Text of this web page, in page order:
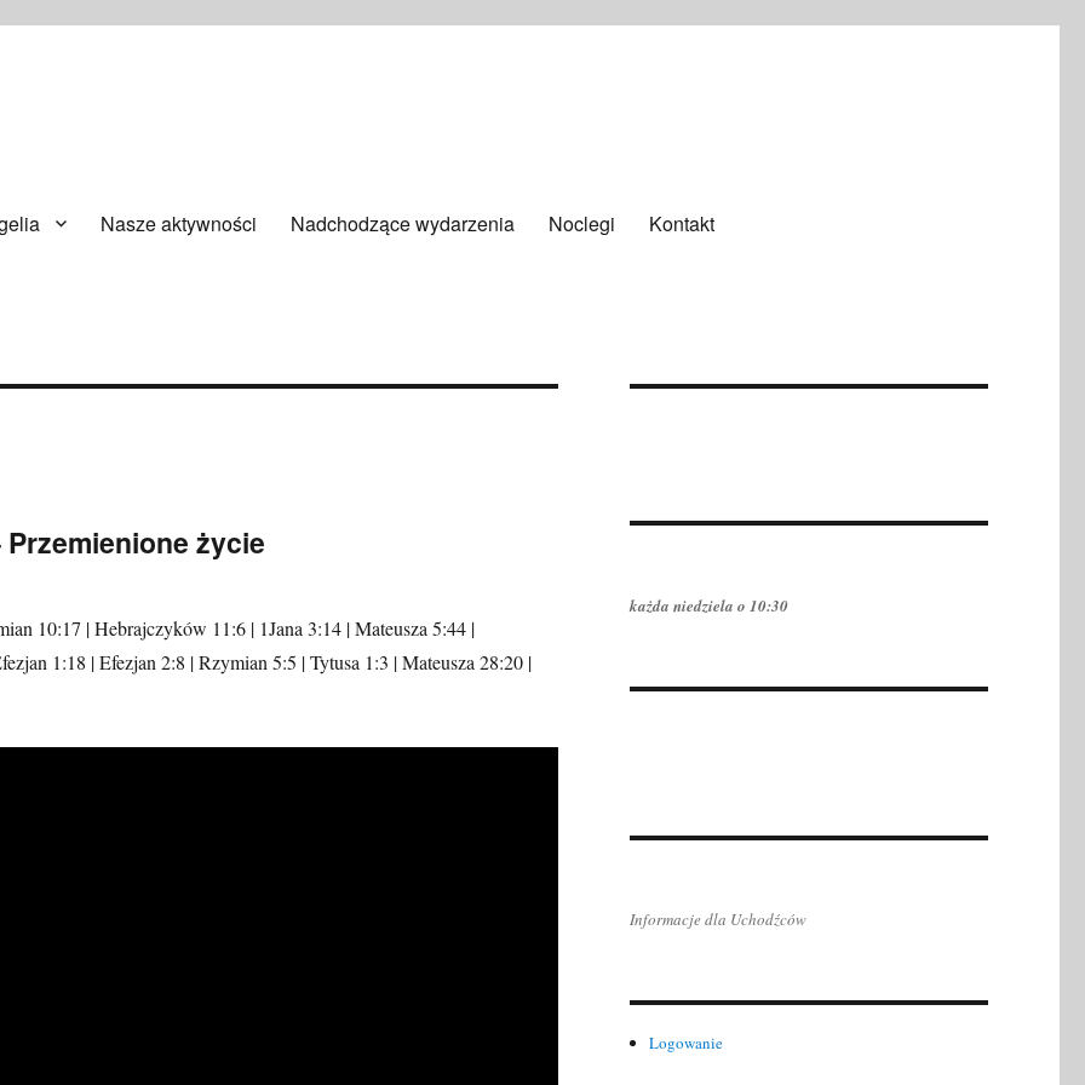
Nasze aktywności Nadchodzące wydarzenia Noclegi Kontakt
życie
10:17 | Hebrajczyków 11:6 | 1Jana 3:14 | Mateusza 5:44 |
1:18 | Efezjan 2:8 | Rzymian 5:5 | Tytusa 1:3 | Mateusza 28:20 |
każda niedziela o 10:30
Informacje dla Uchodźców
Logowanie